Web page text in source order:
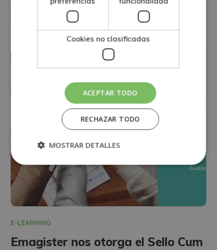
Ver más
03
E-LEARNING
Emagister nos otorga el Sello Cum
Cookies no clasificadas
ACEPTAR TODO
RECHAZAR TODO
MOSTRAR DETALLES